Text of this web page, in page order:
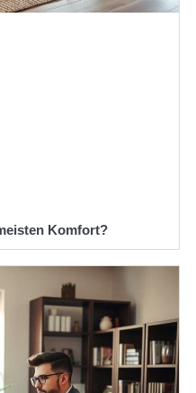
Komfort?